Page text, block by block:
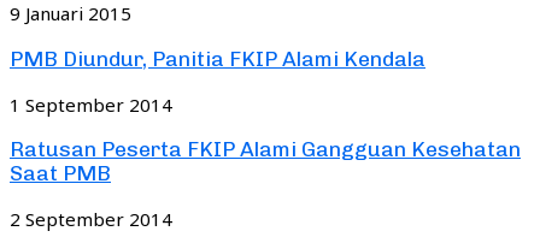
9 Januari 2015
PMB Diundur, Panitia FKIP Alami Kendala
1 September 2014
Ratusan Peserta FKIP Alami Gangguan Kesehatan
Saat PMB
2 September 2014